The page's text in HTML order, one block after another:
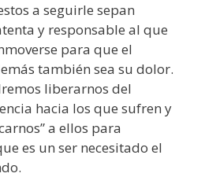
a seguirle sepan
y responsable al que
para que el
también sea su dolor.
liberarnos del
hacia los que sufren y
a ellos para
es un ser necesitado el